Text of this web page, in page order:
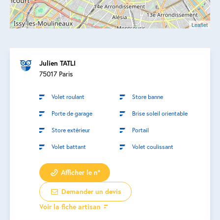
Leaflet
Julien TATLI
75017 Paris
Volet roulant Store banne
Porte de garage Brise soleil orientable
Store extérieur Portail
Volet battant Volet coulissant
Afficher le n°
Demander un devis
Voir la fiche artisan